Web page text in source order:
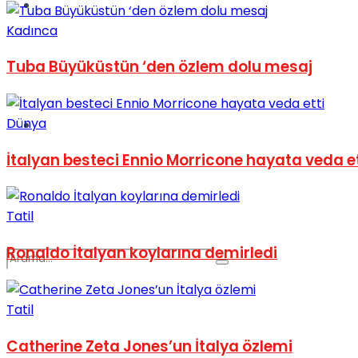
Spor
Podcast
Kadınca
Tuba Büyüküstün ‘den özlem dolu mesaj
Dünya
İtalyan besteci Ennio Morricone hayata veda
Tatil
Ronaldo İtalyan koylarına demirledi
Tatil
Catherine Zeta Jones’un İtalya özlemi